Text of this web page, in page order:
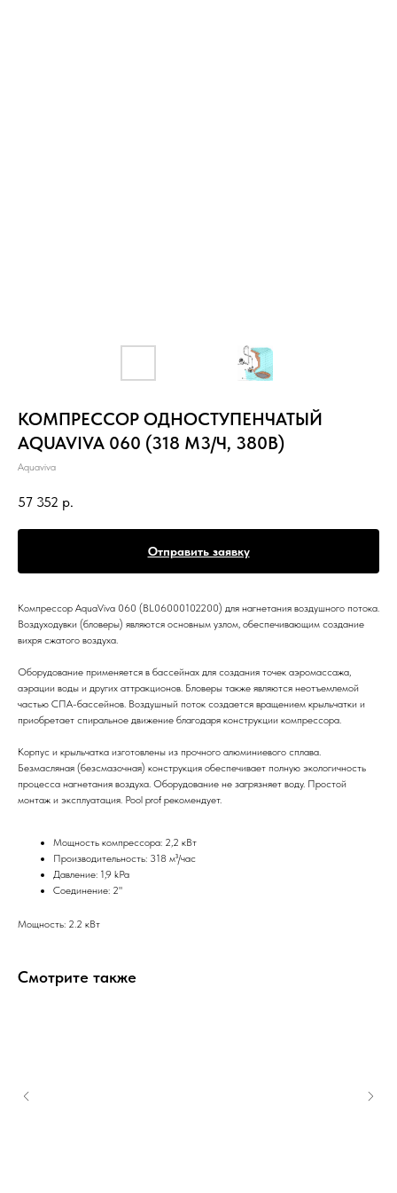
КОМПРЕССОР ОДНОСТУПЕНЧАТЫЙ
AQUAVIVA 060 (318 М3/Ч, 380В)
Aquaviva
57 352 р.
Отправить заявку
Компрессор AquaViva 060 (BL06000102200) для нагнетания воздушного потока.
Воздуходувки (бловеры) являются основным узлом, обеспечивающим создание
вихря сжатого воздуха.
Оборудование применяется в бассейнах для создания точек аэромассажа,
аэрации воды и других аттракционов. Бловеры также являются неотъемлемой
частью СПА-бассейнов. Воздушный поток создается вращением крыльчатки и
приобретает спиральное движение благодаря конструкции компрессора.
Корпус и крыльчатка изготовлены из прочного алюминиевого сплава.
Безмасляная (безсмазочная) конструкция обеспечивает полную экологичность
процесса нагнетания воздуха. Оборудование не загрязняет воду. Простой
монтаж и эксплуатация. Pool prof рекомендует.
Мощность компрессора: 2,2 кВт
Производительность: 318 м³/час
Давление: 1,9 kPa
Соединение: 2"
Мощность: 2.2 кВт
Смотрите также